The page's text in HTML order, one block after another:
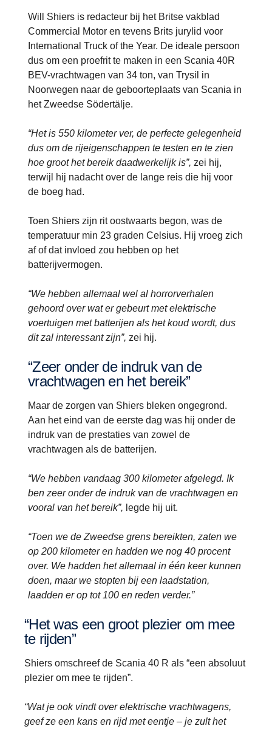
Will Shiers is redacteur bij het Britse vakblad
Commercial Motor en tevens Brits jurylid voor
International Truck of the Year. De ideale persoon
dus om een proefrit te maken in een Scania 40R
BEV-vrachtwagen van 34 ton, van Trysil in
Noorwegen naar de geboorteplaats van Scania in
het Zweedse Södertälje.
“Het is 550 kilometer ver, de perfecte gelegenheid
dus om de rijeigenschappen te testen en te zien
hoe groot het bereik daadwerkelijk is”, zei hij,
terwijl hij nadacht over de lange reis die hij voor
de boeg had.
Toen Shiers zijn rit oostwaarts begon, was de
temperatuur min 23 graden Celsius. Hij vroeg zich
af of dat invloed zou hebben op het
batterijvermogen.
“We hebben allemaal wel al horrorverhalen
gehoord over wat er gebeurt met elektrische
voertuigen met batterijen als het koud wordt, dus
dit zal interessant zijn”, zei hij.
“Zeer onder de indruk van de
vrachtwagen en het bereik”
Maar de zorgen van Shiers bleken ongegrond.
Aan het eind van de eerste dag was hij onder de
indruk van de prestaties van zowel de
vrachtwagen als de batterijen.
“We hebben vandaag 300 kilometer afgelegd. Ik
ben zeer onder de indruk van de vrachtwagen en
vooral van het bereik”, legde hij uit.
“Toen we de Zweedse grens bereikten, zaten we
op 200 kilometer en hadden we nog 40 procent
over. We hadden het allemaal in één keer kunnen
doen, maar we stopten bij een laadstation,
laadden er op tot 100 en reden verder.”
“Het was een groot plezier om mee
te rijden”
Shiers omschreef de Scania 40 R als “een absoluut
plezier om mee te rijden”.
“Wat je ook vindt over elektrische vrachtwagens,
geef ze een kans en rijd met eentje – je zult het